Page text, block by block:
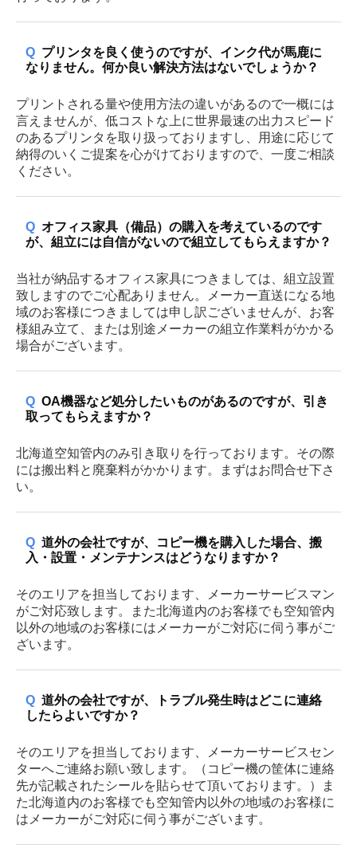
Q プリンタを良く使うのですが、インク代が馬鹿に
なりません。何か良い解決方法はないでしょうか？
プリントされる量や使用方法の違いがあるので一概には
言えませんが、低コストな上に世界最速の出力スピード
のあるプリンタを取り扱っておりますし、用途に応じて
納得のいくご提案を心がけておりますので、一度ご相談
ください。
Q オフィス家具（備品）の購入を考えているのです
が、組立には自信がないので組立してもらえますか？
当社が納品するオフィス家具につきましては、組立設置
致しますのでご心配ありません。メーカー直送になる地
域のお客様につきましては申し訳ございませんが、お客
様組み立て、または別途メーカーの組立作業料がかかる
場合がございます。
Q OA機器など処分したいものがあるのですが、引き
取ってもらえますか？
北海道空知管内のみ引き取りを行っております。その際
には搬出料と廃棄料がかかります。まずはお問合せ下さ
い。
Q 道外の会社ですが、コピー機を購入した場合、搬
入・設置・メンテナンスはどうなりますか？
そのエリアを担当しております、メーカーサービスマン
がご対応致します。また北海道内のお客様でも空知管内
以外の地域のお客様にはメーカーがご対応に伺う事がご
ざいます。
Q 道外の会社ですが、トラブル発生時はどこに連絡
したらよいですか？
そのエリアを担当しております、メーカーサービスセン
ターへご連絡お願い致します。（コピー機の筐体に連絡
先が記載されたシールを貼らせて頂いております。）ま
た北海道内のお客様でも空知管内以外の地域のお客様に
はメーカーがご対応に伺う事がございます。